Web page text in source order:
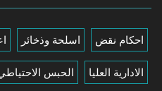
احكام نقض اسلحة وذخائر
الادارية العليا الحبس